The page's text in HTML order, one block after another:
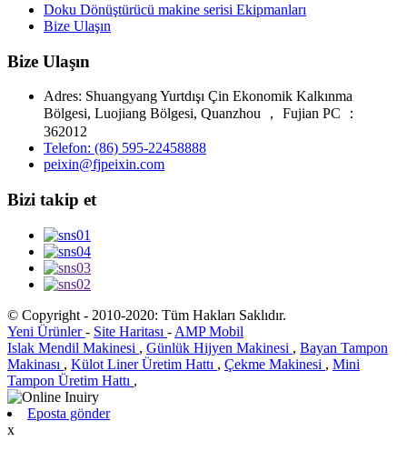
Doku Dönüştürücü makine serisi Ekipmanları
Bize Ulaşın
Bize Ulaşın
Adres: Shuangyang Yurtdışı Çin Ekonomik Kalkınma
Bölgesi, Luojiang Bölgesi, Quanzhou ， Fujian PC ：
362012
Telefon: (86) 595-22458888
peixin@fjpeixin.com
Bizi takip et
© Copyright - 2010-2020: Tüm Hakları Saklıdır.
Yeni Ürünler- Site Haritası - AMP Mobil
Islak Mendil Makinesi , Günlük Hijyen Makinesi , Bayan Tampon
Makinası , Külot Liner Üretim Hattı , Çekme Makinesi , Mini
Tampon Üretim Hattı ,
Eposta gönder
x